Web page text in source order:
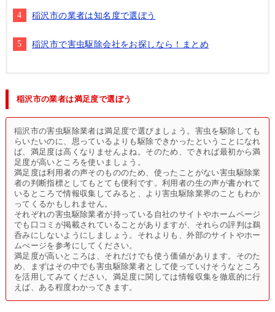
稲沢市の業者は知名度で選ぼう
稲沢市で害虫駆除会社をお探しなら！まとめ
稲沢市の業者は満足度で選ぼう
稲沢市の害虫駆除業者は満足度で選びましょう。害虫を駆除しても
らいたいのに、思っているよりも駆除できかったということになれ
ば、満足度は高くなりませんよね。そのため、できれば最初から満
足度が高いところを使いましょう。
満足度は利用者の声そのもののため、使ったことがない害虫駆除業
者の判断指標としてもとても便利です。利用者の生の声が書かれて
いるところで情報収集してみると、より害虫駆除業界のこともわか
ってくるかもしれません。
それぞれの害虫駆除業者が持っている自社のサイトやホームページ
でも口コミが掲載されていることがありますが、それらの評判は鵜
呑みにしないようにしましょう。それよりも、外部のサイトやホー
ムぺージを参考にしてください。
満足度が高いところは、それだけでも使う価値があります。そのた
め、まずはその中でも害虫駆除業者として使っていけそうなところ
を活用してみてください。満足度に関しては情報収集を徹底的に行
えば、ある程度わかってきます。